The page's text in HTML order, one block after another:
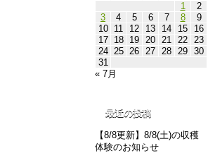
1
2
3
4 5 6 7 8
9
10
11 12 13 14 15
16
17
18 19 20 21 22 23
24 25 26 27 28 29 30
31
« 7月
最近の投稿
【8/8更新】8/8(土)の収穫
体験のお知らせ